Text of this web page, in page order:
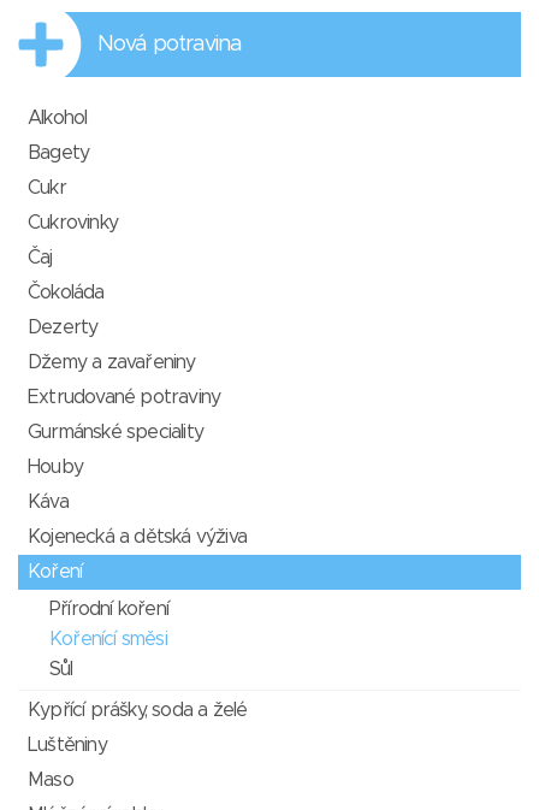
Nová potravina
Alkohol
Bagety
Cukr
Cukrovinky
Čaj
Čokoláda
Dezerty
Džemy a zavařeniny
Extrudované potraviny
Gurmánské speciality
Houby
Káva
Kojenecká a dětská výživa
Koření
Přírodní koření
Kořenící směsi
Sůl
Kypřící prášky, soda a želé
Luštěniny
Maso